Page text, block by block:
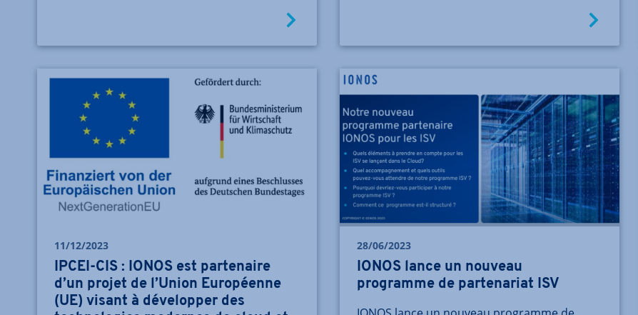
11/12/2023
IPCEI-CIS : IONOS est partenaire
d’un projet de l’Union Européenne
(UE) visant à développer des
28/06/2023
IONOS lance un nouveau
programme de partenariat ISV